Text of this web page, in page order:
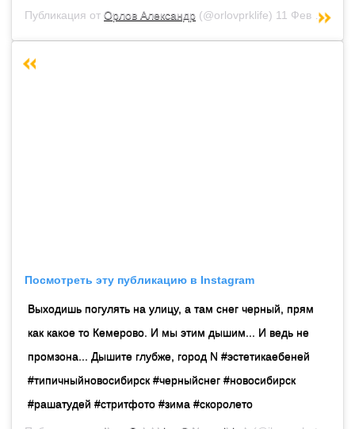
Публикация отОрлов Александр (@orlovprklife) 11 Фев 2019 в 10:56 PST
Посмотреть эту публикацию в Instagram
Выходишь погулять на улицу, а там снег черный, прям
как какое то Кемерово. И мы этим дышим... И ведь не
промзона... Дышите глубже, город N #эстетикаебеней
#типичныйновосибирск #черныйснег #новосибирск
#рашатудей #стритфото #зима #скоролето